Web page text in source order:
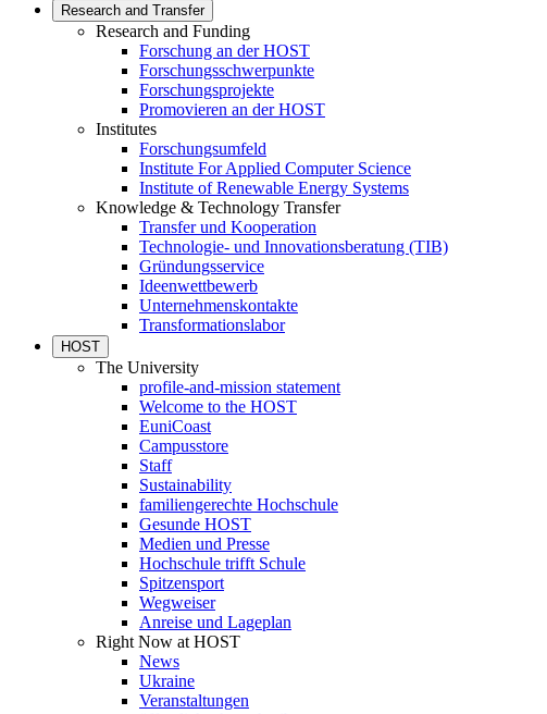
Research and Transfer
Research and Funding
Forschung an der HOST
Forschungsschwerpunkte
Forschungsprojekte
Promovieren an der HOST
Institutes
Forschungsumfeld
Institute For Applied Computer Science
Institute of Renewable Energy Systems
Knowledge & Technology Transfer
Transfer und Kooperation
Technologie- und Innovationsberatung (TIB)
Gründungsservice
Ideenwettbewerb
Unternehmenskontakte
Transformationslabor
HOST
The University
profile-and-mission statement
Welcome to the HOST
EuniCoast
Campusstore
Staff
Sustainability
familiengerechte Hochschule
Gesunde HOST
Medien und Presse
Hochschule trifft Schule
Spitzensport
Wegweiser
Anreise und Lageplan
Right Now at HOST
News
Ukraine
Veranstaltungen